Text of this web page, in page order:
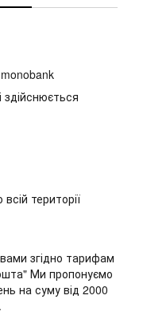
території
згідно тарифам
Ми пропонуємо
на суму від 2000